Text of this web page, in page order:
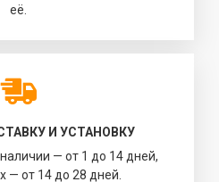
её.
И УСТАНОВКУ
— от 1 до 14 дней,
— от 14 до 28 дней.